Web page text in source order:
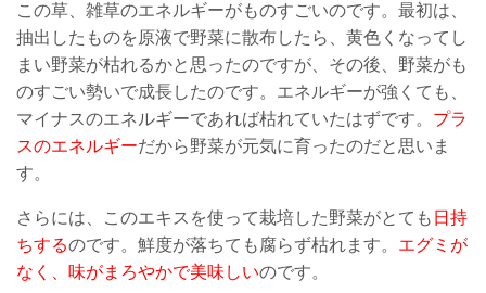
この草、雑草のエネルギーがものすごいのです。最初は、
抽出したものを原液で野菜に散布したら、黄色くなってし
まい野菜が枯れるかと思ったのですが、その後、野菜がも
のすごい勢いで成長したのです。エネルギーが強くても、
マイナスのエネルギーであれば枯れていたはずです。 プラ
スのエネルギーだから野菜が元気に育ったのだと思いま
す。
さらには、このエキスを使って栽培した野菜がとても 日持
ちするのです。鮮度が落ちても腐らず枯れます。 エグミが
なく、味がまろやかで美味しいのです。